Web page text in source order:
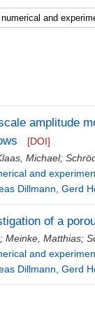
amplitude
[DOI]
Michael;
and
Dillmann, Gerd
of a
;Meinke, Matthias;
and
Dillmann, Gerd